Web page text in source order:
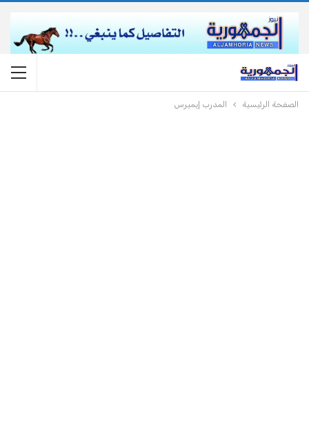
الصفحة الرئيسية المدرب إيميرس